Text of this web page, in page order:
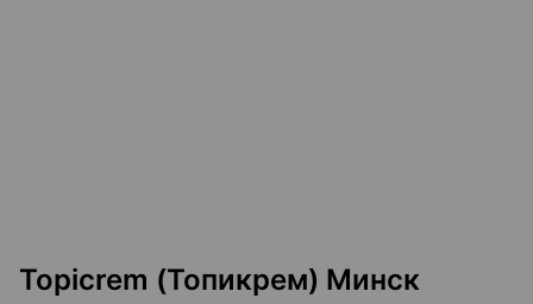
Topicrem (Топикрем) Минск